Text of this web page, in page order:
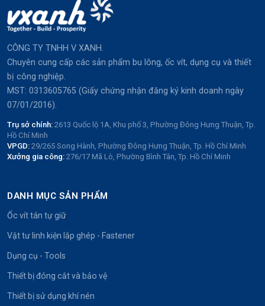
CÔNG TY TNHH V XANH.
Chuyên cung cấp các sản phẩm bu lông, ốc vít, dụng cụ và thiết
bị công nghiệp.
MST: 0313605765 (Giấy chứng nhận đăng ký kinh doanh ngày
07/01/2016).
Trụ sở chính: 2613 Quốc lộ 1A, Khu phố 3, Phường Đông Hưng Thuận, Tp.
Hồ Chí Minh
VPGD: 29/265 Song Hành, Phường Đông Hưng Thuận, Tp. Hồ Chí Minh
Xưởng gia công: 276/17 Mã Lò, Phường Bình Tân, Tp. Hồ Chí Minh
DANH MỤC SẢN PHẨM
Ốc vít tán tự giữ
Vật tư linh kiện lắp ghép - Fastener
Dụng cụ - Tools
Thiết bị đóng cắt và bảo vệ
Thiết bị sử dụng khí nén